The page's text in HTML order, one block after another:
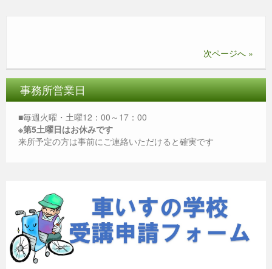
o
k
er p
次ページへ »
事務所営業日
■毎週火曜・土曜12：00～17：00
※第5土曜日はお休みです
来所予定の方は事前にご連絡いただけると確実です